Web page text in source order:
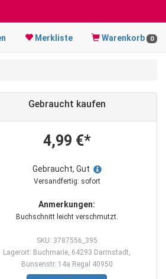
Merkliste Warenkorb 0
Gebraucht kaufen
4,99 €*
Gebraucht, Gut
Versandfertig: sofort
Anmerkungen:
Buchschnitt leicht verschmutzt.
SKU: 3787556_395
Lagerort: Buchmarie, 64293 Darmstadt,
Bunsenstr. 14a Regal 40950